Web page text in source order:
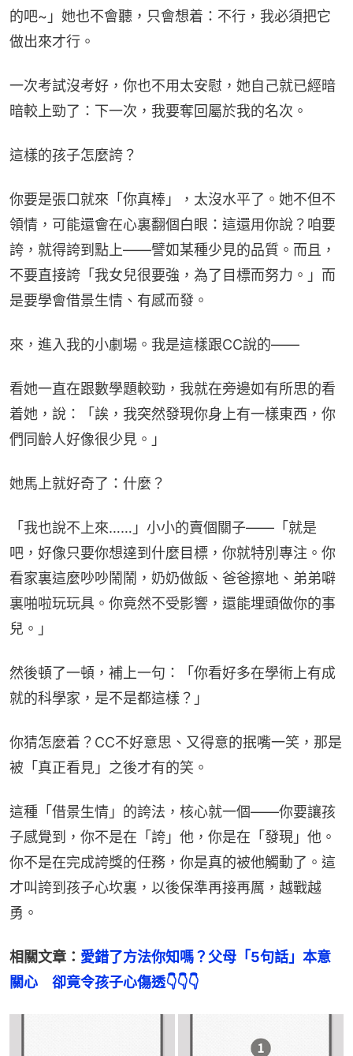
的吧~」她也不會聽，只會想着：不行，我必須把它
做出來才行。
一次考試沒考好，你也不用太安慰，她自己就已經暗
暗較上勁了：下一次，我要奪回屬於我的名次。
這樣的孩子怎麼誇？
你要是張口就來「你真棒」，太沒水平了。她不但不
領情，可能還會在心裏翻個白眼：這還用你說？咱要
誇，就得誇到點上——譬如某種少見的品質。而且，
不要直接誇「我女兒很要強，為了目標而努力。」而
是要學會借景生情、有感而發。
來，進入我的小劇場。我是這樣跟CC說的——
看她一直在跟數學題較勁，我就在旁邊如有所思的看
着她，說：「誒，我突然發現你身上有一樣東西，你
們同齡人好像很少見。」
她馬上就好奇了：什麼？
「我也說不上來……」小小的賣個關子——「就是
吧，好像只要你想達到什麼目標，你就特別專注。你
看家裏這麼吵吵鬧鬧，奶奶做飯、爸爸擦地、弟弟噼
裏啪啦玩玩具。你竟然不受影響，還能埋頭做你的事
兒。」
然後頓了一頓，補上一句：「你看好多在學術上有成
就的科學家，是不是都這樣？」
你猜怎麼着？CC不好意思、又得意的抿嘴一笑，那是
被「真正看見」之後才有的笑。
這種「借景生情」的誇法，核心就一個——你要讓孩
子感覺到，你不是在「誇」他，你是在「發現」他。
你不是在完成誇獎的任務，你是真的被他觸動了。這
才叫誇到孩子心坎裏，以後保準再接再厲，越戰越
勇。
相關文章： 愛錯了方法你知嗎？父母「5句話」本意
關心　卻竟令孩子心傷透👇👇👇